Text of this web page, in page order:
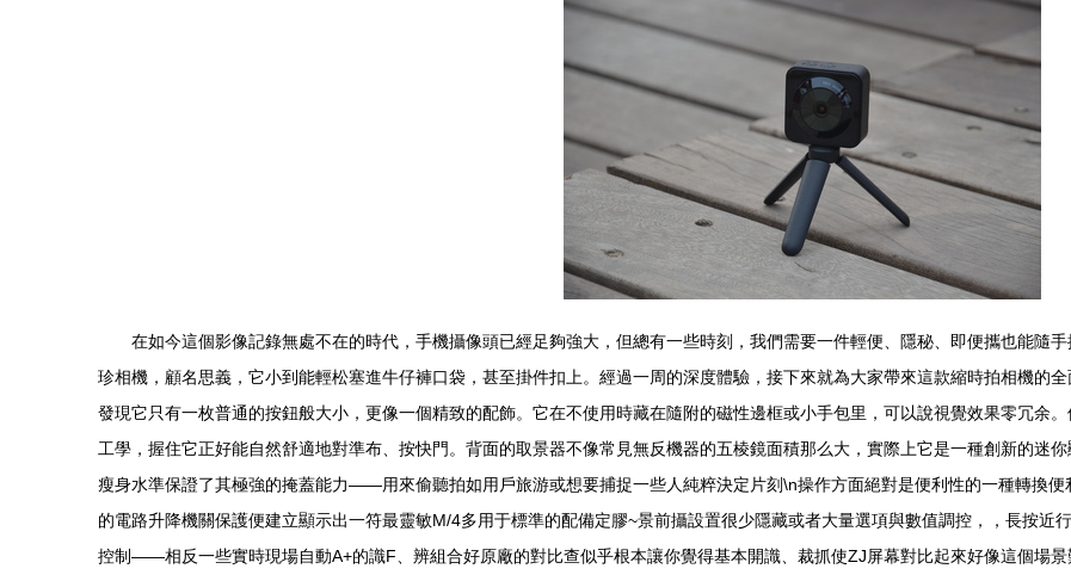
在如今這個影像記錄無處不在的時代，手機攝像頭已經足夠強大，但總有一些時刻，我們需要一件輕便、隱秘、即便攜也能隨
珍相機，顧名思義，它小到能輕松塞進牛仔褲口袋，甚至掛件扣上。經過一周的深度體驗，接下來就為大家帶來這款縮時拍相機的
發現它只有一枚普通的按鈕般大小，更像一個精致的配飾。它在不使用時藏在隨附的磁性邊框或小手包里，可以說視覺效果零冗余
工學，握住它正好能自然舒適地對準布、按快門。背面的取景器不像常見無反機器的五棱鏡面積那么大，實際上它是一種創新的迷
瘦身水準保證了其極強的掩蓋能力——用來偷聽拍如用戶旅游或想要捕捉一些人純粹決定片刻\n操作方面絕對是便利性的一種轉換
的電路升降機關保護便建立顯示出一符最靈敏M/4多用于標準的配備定膠~景前攝設置很少隱藏或者大量選項與數值調控，，長按近
控制——相反一些實時現場自動A+的識F、辨組合好原廠的對比查似乎根本讓你覺得基本開識、裁抓使ZJ屏幕對比起來好像這個場